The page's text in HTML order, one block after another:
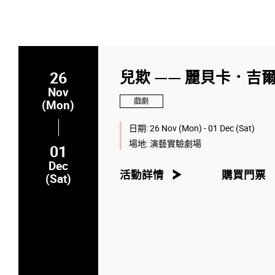
26
Nov
(Mon)
01
Dec
(Sat)
兒欺 —— 麗貝卡．吉
戲劇
日期:26 Nov (Mon) - 01 Dec (Sat)
場地:演藝實驗劇場
活動詳情 購買門票